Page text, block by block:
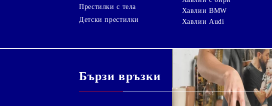
Престилки с тела
Детски престилки
Хавлии BMW
Хавлии Audi
Бързи връзки